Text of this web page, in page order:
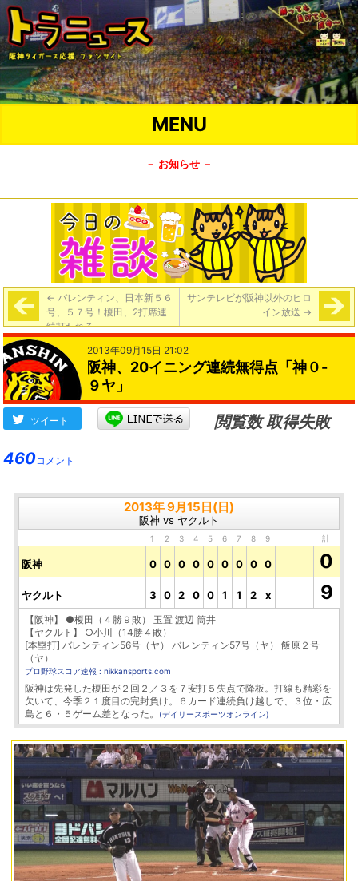
MENU
－ お知らせ －
← バレンティン、日本新５６
号、５７号！榎田、2打席連
続打たれる
サンテレビが阪神以外のヒロ
イン放送 →
2013年09月15日 21:02
阪神、20イニング連続無得点「神０-
９ヤ」
ツイート
閲覧数 取得失敗
460コメント
2013年 9月15日(日)
阪神 vs ヤクルト
1 2 3 4 5 6 7 8 9 計
阪神 0 0 0 0 0 0 0 0 0 0
ヤクルト 3 0 2 0 0 1 1 2 x 9
【阪神】 ●榎田（４勝９敗） 玉置 渡辺 筒井
【ヤクルト】 ○小川（14勝４敗）
[本塁打] バレンティン56号（ヤ） バレンティン57号（ヤ） 飯原２号
（ヤ）
プロ野球スコア速報 : nikkansports.com
阪神は先発した榎田が２回２／３を７安打５失点で降板。打線も精彩を
欠いて、今季２１度目の完封負け。６カード連続負け越しで、３位・広
島と６・５ゲーム差となった。
(デイリースポーツオンライン)